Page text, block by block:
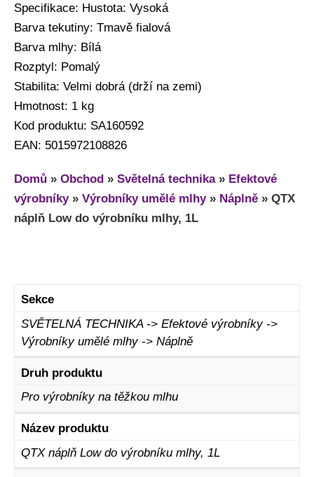
Specifikace: Hustota: Vysoká
Barva tekutiny: Tmavě fialová
Barva mlhy: Bílá
Rozptyl: Pomalý
Stabilita: Velmi dobrá (drží na zemi)
Hmotnost: 1 kg
Kod produktu: SA160592
EAN: 5015972108826
Domů » Obchod » Světelná technika» Efektové
výrobníky» Výrobníky umělé mlhy» Náplně » QTX
náplň Low do výrobníku mlhy, 1L
Sekce
SVĚTELNÁ TECHNIKA -> Efektové výrobníky ->
Výrobníky umělé mlhy -> Náplně
Druh produktu
Pro výrobníky na těžkou mlhu
Název produktu
QTX náplň Low do výrobníku mlhy, 1L